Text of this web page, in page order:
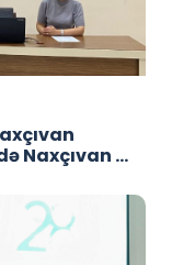
Naxçıvan …